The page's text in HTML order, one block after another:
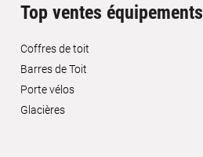
Top ventes équipements
Coffres de toit
Barres de Toit
Porte vélos
Glacières